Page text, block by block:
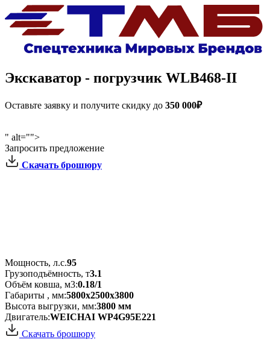
Экскаватор - погрузчик WLB468-II
Оставьте заявку и получите скидку до 350 000₽
" alt="">
Запросить предложение
Скачать брошюру
Мощность, л.с.95
Грузоподъёмность, т3.1
Объём ковша, м3:0.18/1
Габариты , мм:5800х2500х3800
Высота выгрузки, мм:3800 мм
Двигатель:WEICHAI WP4G95E221
Скачать брошюру